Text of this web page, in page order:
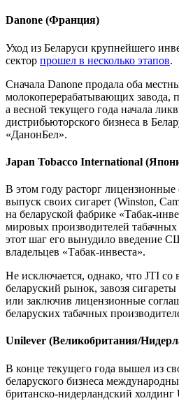
Danone (Франция)
Уход из Беларуси крупнейшего
сектор прошел в несколько этапов.
Сначала Danone продала оба
молокоперерабатывающих завода,
а весной текущего года начала
дистрибьюторского бизнеса в
«ДанонБел».
Japan Tobacco International
В этом году расторг
выпуск своих сигарет (Winston,
на беларуской фабрике «Табак-
мировых производителей
этот шаг его вынудило введение
владельцев «Табак-инвеста».
Не исключается, однако, что JTI со
беларуский рынок, завозя
или заключив лицензионные
беларуских табачных
Unilever (Великобритания/
В конце текущего года вышел из
беларуского бизнеса
британско-нидерландский холдинг